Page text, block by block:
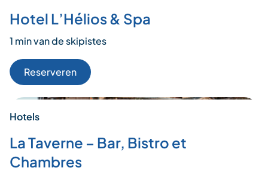
Hotel L’Hélios & Spa
1 min van de skipistes
Reserveren
Hotels
La Taverne – Bar, Bistro et
Chambres